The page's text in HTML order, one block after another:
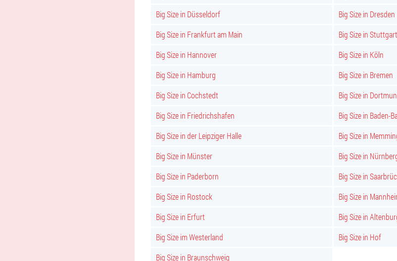
Big Size in Düsseldorf
Big Size in Dresden
Big Size in Frankfurt am Main
Big Size in Stuttgart
Big Size in Hannover
Big Size in Köln
Big Size in Hamburg
Big Size in Bremen
Big Size in Cochstedt
Big Size in
Big Size in Friedrichshafen
Big Size in Baden-
Big Size in der Leipziger Halle
Big Size in
Big Size in Münster
Big Size in
Big Size in Paderborn
Big Size in
Big Size in Rostock
Big Size in
Big Size in Erfurt
Big Size in
Big Size im Westerland
Big Size in Hof
Big Size in Braunschweig